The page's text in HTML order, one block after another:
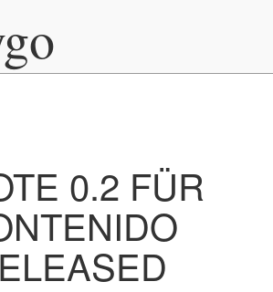
0.2 FÜR